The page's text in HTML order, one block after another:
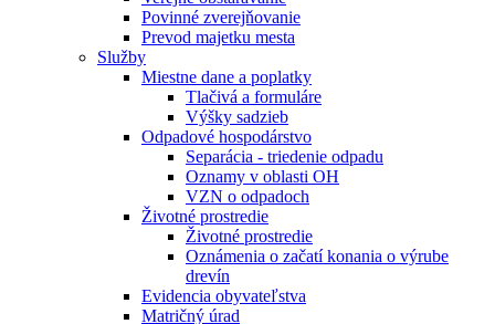
Povinné zverejňovanie
Prevod majetku mesta
Služby
Miestne dane a poplatky
Tlačivá a formuláre
Výšky sadzieb
Odpadové hospodárstvo
Separácia - triedenie odpadu
Oznamy v oblasti OH
VZN o odpadoch
Životné prostredie
Životné prostredie
Oznámenia o začatí konania o výrube
drevín
Evidencia obyvateľstva
Matričný úrad